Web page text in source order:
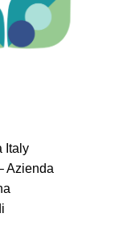
Italy
Azienda